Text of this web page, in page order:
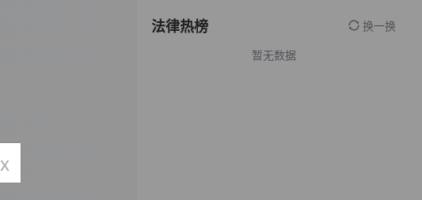
法律热榜 换一换
暂无数据
x